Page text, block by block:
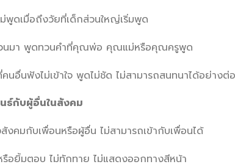
พูดเมื่อถึงวัยที่เด็กส่วนใหญ่เริ่มพูด
นมา พูดทวนคำที่คุณพ่อ คุณแม่หรือคุณครูพูด
นอื่นฟังไม่เข้าใจ พูดไม่ชัด ไม่สามารถสนทนาได้อย่างต่
ธ์กับผู้อื่นในสังคม
งคมกับเพื่อนหรือผู้อื่น ไม่สามารถเข้ากับเพื่อนได้
รือยิ้มตอบ ไม่ทักทาย ไม่แสดงออกทางสีหน้า